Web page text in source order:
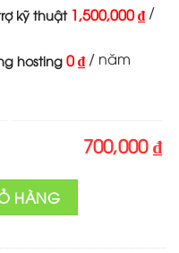
kỹ thuật 1,500,000 ₫ /
hosting 0 ₫ / năm
700,000 ₫
lượng
HÀNG